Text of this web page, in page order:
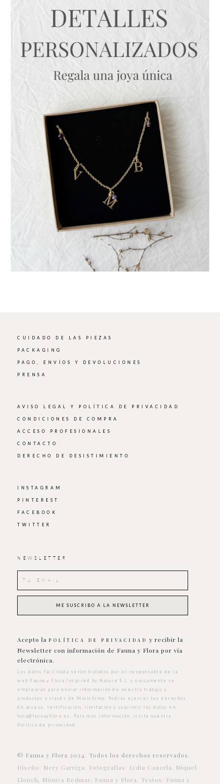
CUIDADO DE LAS PIEZAS
PACKAGING
PAGO, ENVÍOS Y DEVOLUCIONES
PRENSA
AVISO LEGAL Y POLÍTICA DE PRIVACIDAD
CONDICIONES DE COMPRA
ACCESO PROFESIONALES
CONTACTO
DERECHO DE DESISTIMIENTO
INSTAGRAM
PINTEREST
FACEBOOK
TWITTER
NEWSLETTER
Acepto la POLÍTICA DE PRIVACIDAD
y recibir la
Newsletter con información de Fauna y Flora por vía
electrónica.
Los datos facilitada serán tratados por el responsable de la
web Fauna y Flora Inspired by Nature S.L. y únicamente se
emplearán para enviar información de nuestro trabajo y
productos a través de Mailchimp. Podrás ejercer tus derechos
de acceso, rectificación, limitación y suprimir los datos en
hola@faunayflora.es
. Para más información, visita nuestra
Política de privacidad
© Fauna y Flora 2024. Todos los derechos reservados.
Diseño: Mery Garriga. Fotografías: Lydia Cazorla, Miquel
Llonch, Mònica Bedmar, Fauna y Flora. Textos: Fauna y